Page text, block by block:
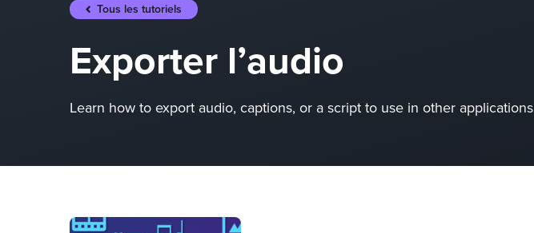
Tous les tutoriels
Exporter l’audio
Learn how to export audio, captions, or a script to use in other